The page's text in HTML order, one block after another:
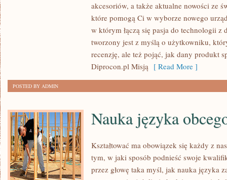
akcesoriów, a także aktualne nowości ze
które pomogą Ci w wyborze nowego
w którym łączą się pasja do technologii z
tworzony jest z myślą o użytkowniku,
recenzję, ale też pojąć, jak dany produkt
Diprocon.pl Misją [ Read More ]
POSTED BY ADMIN
Nauka języka
Kształtować ma obowiązek się każdy z
tym, w jaki sposób podnieść swoje
przez głowę taka myśl, jak nauka języka